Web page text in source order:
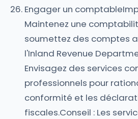
Engager un
Maintenez une
soumettez des comptes
l'Inland Revenue
Envisagez des services
professionnels pour
conformité et les
fiscales.Conseil : Les